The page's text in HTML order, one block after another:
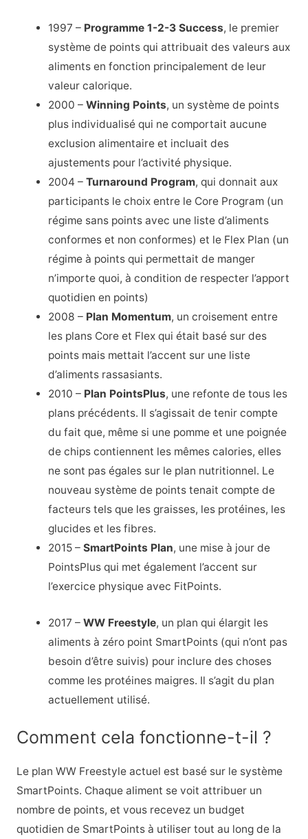
1997 – Programme 1-2-3 Success, le premier
système de points qui attribuait des valeurs aux
aliments en fonction principalement de leur
valeur calorique.
2000 –Winning Points, un système de points
plus individualisé qui ne comportait aucune
exclusion alimentaire et incluait des
ajustements pour l’activité physique.
2004 –Turnaround Program, qui donnait aux
participants le choix entre le Core Program (un
régime sans points avec une liste d’aliments
conformes et non conformes) et le Flex Plan (un
régime à points qui permettait de manger
n’importe quoi, à condition de respecter l’apport
quotidien en points)
2008 – Plan Momentum, un croisement entre
les plans Core et Flex qui était basé sur des
points mais mettait l’accent sur une liste
d’aliments rassasiants.
2010 – Plan PointsPlus, une refonte de tous les
plans précédents. Il s’agissait de tenir compte
du fait que, même si une pomme et une poignée
de chips contiennent les mêmes calories, elles
ne sont pas égales sur le plan nutritionnel. Le
nouveau système de points tenait compte de
facteurs tels que les graisses, les protéines, les
glucides et les fibres.
2015 –SmartPoints Plan, une mise à jour de
PointsPlus qui met également l’accent sur
l’exercice physique avec FitPoints.
2017 –WW Freestyle, un plan qui élargit les
aliments à zéro point SmartPoints (qui n’ont pas
besoin d’être suivis) pour inclure des choses
comme les protéines maigres. Il s’agit du plan
actuellement utilisé.
Comment cela fonctionne-t-il ?
Le plan WW Freestyle actuel est basé sur le système
SmartPoints. Chaque aliment se voit attribuer un
nombre de points, et vous recevez un budget
quotidien de SmartPoints à utiliser tout au long de la